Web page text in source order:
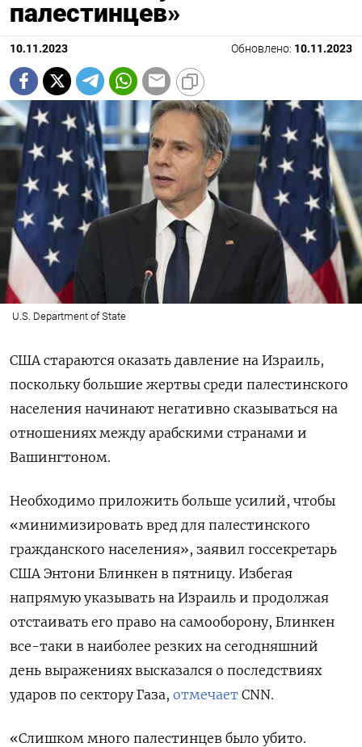
палестинцев»
10.11.2023 Обновлено: 10.11.2023
U.S. Department of State
США стараются оказать давление на Израиль,
поскольку большие жертвы среди палестинского
населения начинают негативно сказываться на
отношениях между арабскими странами и
Вашингтоном.
Необходимо приложить больше усилий, чтобы
«минимизировать вред для палестинского
гражданского населения», заявил госсекретарь
США Энтони Блинкен в пятницу. Избегая
напрямую указывать на Израиль и продолжая
отстаивать его право на самооборону, Блинкен
все-таки в наиболее резких на сегодняшний
день выражениях высказался о последствиях
ударов по сектору Газа, отмечает CNN.
«Слишком много палестинцев было убито.